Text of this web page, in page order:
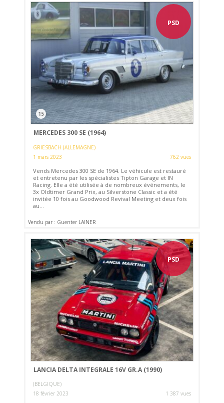
PSD
15
MERCEDES 300 SE (1964)
GRIESBACH (ALLEMAGNE)
1 mars 2023
762 vues
Vends Mercedes 300 SE de 1964. Le véhicule est restauré
et entretenu par les spécialistes Tipton Garage et IN
Racing. Elle a été utilisée à de nombreux événements, le
3x Oldtimer Grand Prix, au Silverstone Classic et a été
invitée 10 fois au Goodwood Revival Meeting et deux fois
au...
Vendu par : Guenter LAINER
PSD
LANCIA DELTA INTEGRALE 16V GR.A (1990)
(BELGIQUE)
18 février 2023
1 387 vues